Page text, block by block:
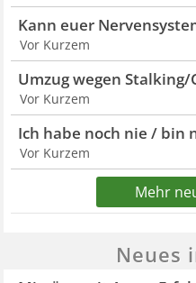
Kann euer
Vor Kurzem
Umzug wegen
Vor Kurzem
Ich habe noch nie / bin
Vor Kurzem
Mehr
Neues